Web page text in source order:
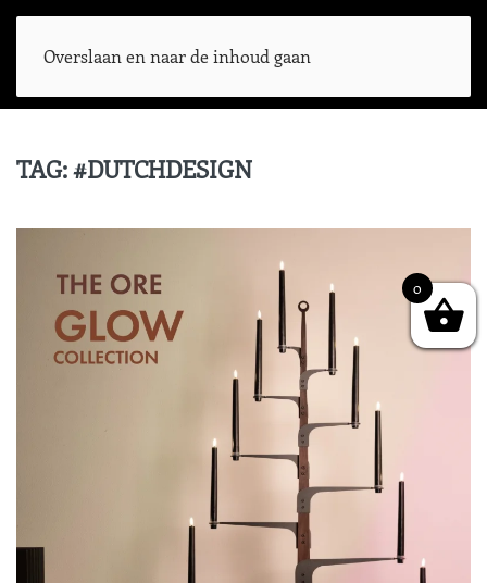
Overslaan en naar de inhoud gaan
TAG:#DUTCHDESIGN
0